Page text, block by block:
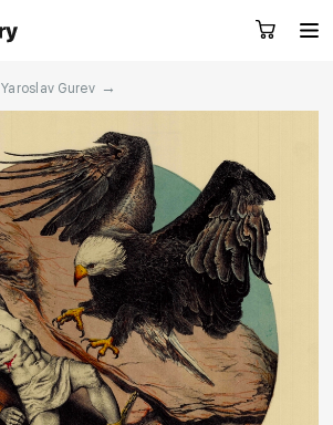
艺术家
服务
联系我们
请留下您的微信号，我们会联系您
Yaroslav Gurev →